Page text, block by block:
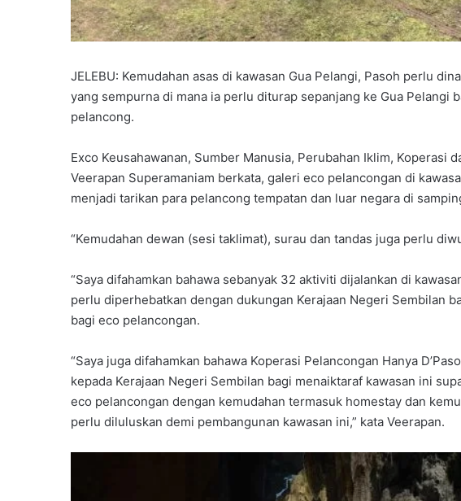
JELEBU: Kemudahan asas di kawasan Gua Pelangi, Pasoh perlu
yang sempurna di mana ia perlu diturap sepanjang ke Gua Pelangi
pelancong.
Exco Keusahawanan, Sumber Manusia, Perubahan Iklim, Koperasi
Veerapan Superamaniam berkata, galeri eco pelancongan di
menjadi tarikan para pelancong tempatan dan luar negara di
“Kemudahan dewan (sesi taklimat), surau dan tandas juga perlu
“Saya difahamkan bahawa sebanyak 32 aktiviti dijalankan di
perlu diperhebatkan dengan dukungan Kerajaan Negeri Sembilan
bagi eco pelancongan.
“Saya juga difahamkan bahawa Koperasi Pelancongan Hanya
kepada Kerajaan Negeri Sembilan bagi menaiktaraf kawasan ini
eco pelancongan dengan kemudahan termasuk homestay dan
perlu diluluskan demi pembangunan kawasan ini,” kata Veerapan.